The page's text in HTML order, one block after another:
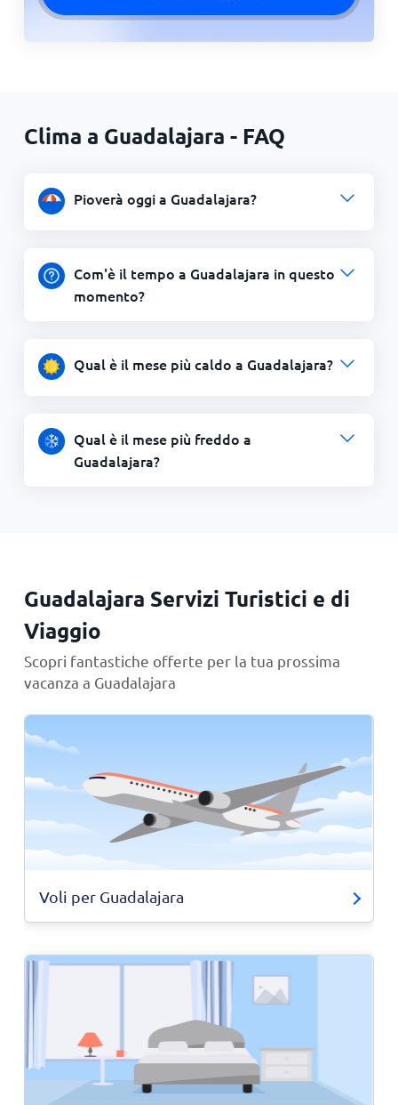
Clima a Guadalajara - FAQ
Pioverà oggi a Guadalajara?
Com'è il tempo a Guadalajara in questo
momento?
Qual è il mese più caldo a Guadalajara?
Qual è il mese più freddo a
Guadalajara?
Guadalajara Servizi Turistici e di
Viaggio
Scopri fantastiche offerte per la tua prossima
vacanza a Guadalajara
Voli per Guadalajara